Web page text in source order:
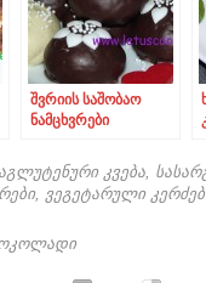
შვრიის საშობაო
ნამცხვრები
აგლუტენური კვება,
, ვეგეტარული